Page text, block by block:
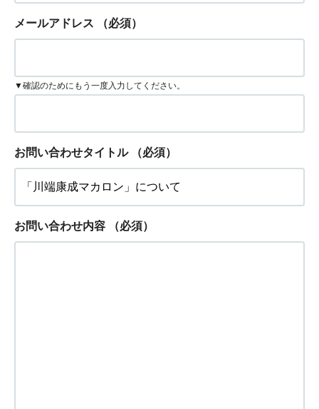
メールアドレス （必須）
▼確認のためにもう一度入力してください。
お問い合わせタイトル （必須）
お問い合わせ内容 （必須）